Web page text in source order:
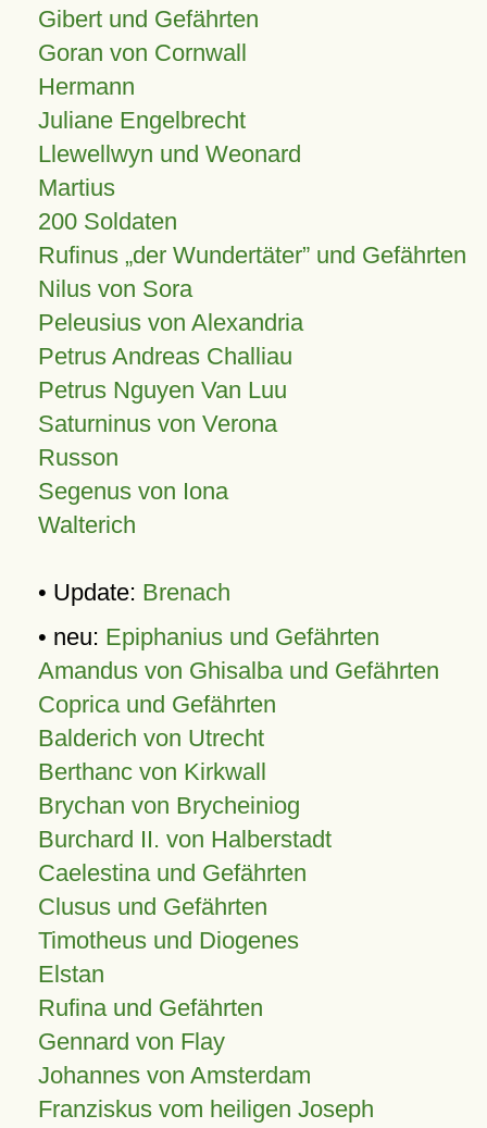
Gibert und Gefährten
Goran von Cornwall
Hermann
Juliane Engelbrecht
Llewellwyn und Weonard
Martius
200 Soldaten
Rufinus „der Wundertäter” und Gefährten
Nilus von Sora
Peleusius von Alexandria
Petrus Andreas Challiau
Petrus Nguyen Van Luu
Saturninus von Verona
Russon
Segenus von Iona
Walterich
• Update: Brenach
• neu: Epiphanius und Gefährten
Amandus von Ghisalba und Gefährten
Coprica und Gefährten
Balderich von Utrecht
Berthanc von Kirkwall
Brychan von Brycheiniog
Burchard II. von Halberstadt
Caelestina und Gefährten
Clusus und Gefährten
Timotheus und Diogenes
Elstan
Rufina und Gefährten
Gennard von Flay
Johannes von Amsterdam
Franziskus vom heiligen Joseph